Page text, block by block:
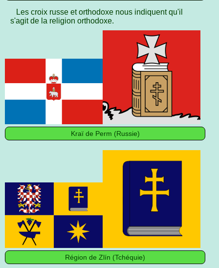
Les croix russe et orthodoxe nous indiquent qu'il
s'agit de la religion orthodoxe.
Kraï de Perm (Russie)
Région de Zlín (Tchéquie)